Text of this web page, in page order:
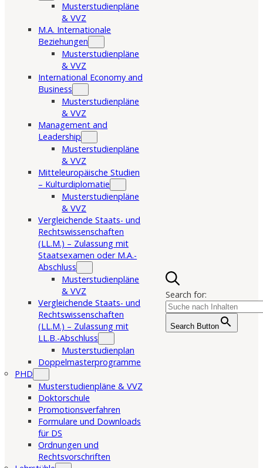
Musterstudienpläne
& VVZ
M.A. Internationale
Beziehungen
Musterstudienpläne
& VVZ
International Economy and
Business
Musterstudienpläne
& VVZ
Management and
Leadership
Musterstudienpläne
& VVZ
Mitteleuropäische Studien
– Kulturdiplomatie
Musterstudienpläne
& VVZ
Vergleichende Staats- und
Rechtswissenschaften
(LL.M.) – Zulassung mit
Staatsexamen oder M.A.-
Abschluss
Musterstudienpläne
& VVZ
Vergleichende Staats- und
Rechtswissenschaften
(LL.M.) – Zulassung mit
LL.B.-Abschluss
Musterstudienplan
Doppelmasterprogramme
PHD
Musterstudienpläne & VVZ
Doktorschule
Promotionsverfahren
Formulare und Downloads
für DS
Ordnungen und
Rechtsvorschriften
Search for:
Search Button